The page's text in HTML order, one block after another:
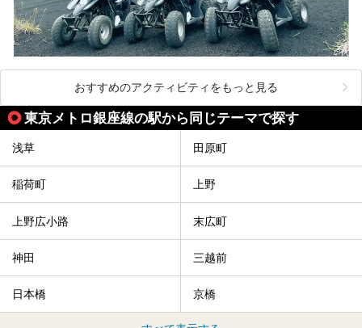
おすすめのアクティビティをもっと見る
東京メトロ銀座線の駅から同じテーマで探す
浅草 田原町
稲荷町 上野
上野広小路 末広町
神田 三越前
日本橋 京橋